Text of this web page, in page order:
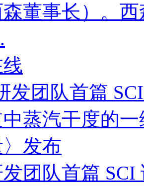
森董事长）。
团队首篇